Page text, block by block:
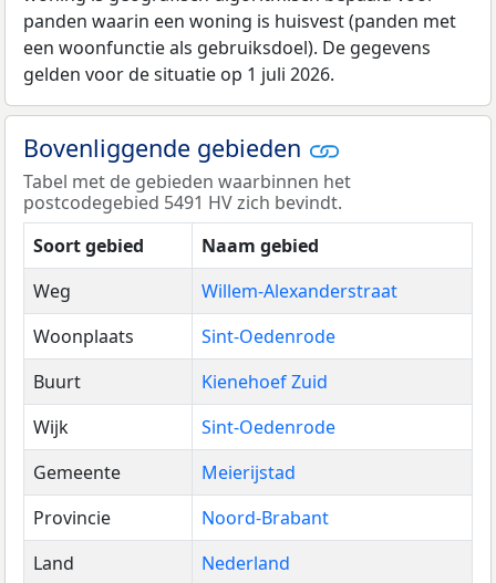
panden waarin een woning is huisvest (panden met
een woonfunctie als gebruiksdoel). De gegevens
gelden voor de situatie op 1 juli 2026.
Bovenliggende gebieden
Tabel met de gebieden waarbinnen het
postcodegebied 5491 HV zich bevindt.
Soort gebied
Naam gebied
Weg
Willem-Alexanderstraat
Woonplaats
Sint-Oedenrode
Buurt
Kienehoef Zuid
Wijk
Sint-Oedenrode
Gemeente
Meierijstad
Provincie
Noord-Brabant
Land
Nederland